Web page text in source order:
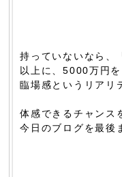
持っていないなら、
以上に、5000万円
臨場感というリアリ
体感できるチャンス
今日のブログを最後